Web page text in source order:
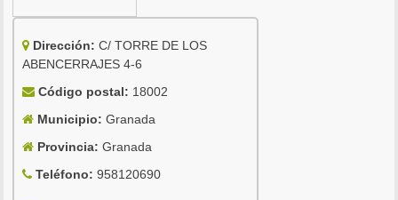
Dirección: C/ TORRE DE LOS
ABENCERRAJES 4-6
Código postal: 18002
Municipio: Granada
Provincia: Granada
Teléfono: 958120690